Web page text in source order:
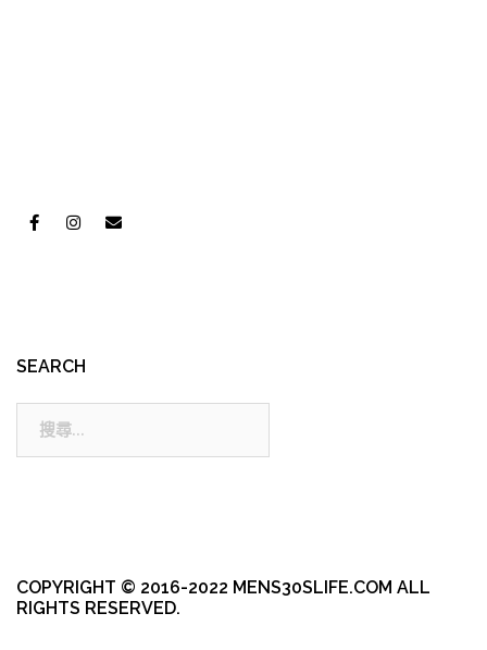
SEARCH
COPYRIGHT © 2016-2022 MENS30SLIFE.COM ALL
RIGHTS RESERVED.